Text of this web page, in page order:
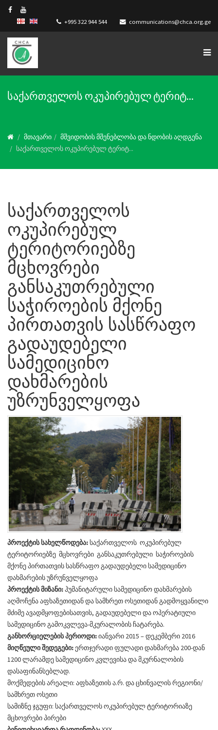
+995 322 944 544 communications@chca.org.ge
საქართველოს ოკუპირებულ ტერიტ...
მთავარი
მშვიდობის მშენებლობა და ნდობის აღდგენა
საქართველოს ოკუპირებულ ტერიტ...
საქართველოს
ოკუპირებულ
ტერიტორიებზე
მცხოვრები
განსაკუთრებული
საჭიროების მქონე
პირთათვის სასწრაფო
გადაუდებელი
სამედიცინო
დახმარების
უზრუნველყოფა
პროექტის სახელწოდება: საქართველოს ოკუპირებულ
ტერიტორიებზე მცხოვრები განსაკუთრებული საჭიროების
მქონე პირთათვის სასწრაფო გადაუდებელი სამედიცინო
დახმარების უზრუნველყოფა
პროექტის მიზანი:ჰუმანიტარული სამედიცინო დახმარების
აღმოჩენა აფხაზეთიდან და სამხრეთ ოსეთიდან გადმოყვანილი
მძიმე ავადმყოფებისათვის, გადაუდებელი და ოპერატიული
სამედიცინო გამოკვლევა-მკურალობის ჩატარება.
განხორციელების პერიოდი:იანვარი 2015 – დეკემბერი 2016
მიღწეული შედეგები:ერთჯერადი ფულადი დახმარება 200-დან
1200 ლარამდე სამედიცინო კვლევისა და მკურნალობის
დასაფინანსებლად.
მოქმედების არეალი: აფხაზეთის ა.რ. და ცხინვალის რეგიონი/
სამხრეთ ოსეთი
სამიზნე ჯგუფი: საქართველოს ოკუპირებულ ტერიტორიაზე
მცხოვრები პირები